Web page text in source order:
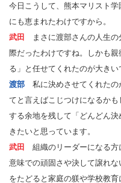
今日こうして、熊本マリスト
にも恵まれたわけですから。
武田
まさに渡部さんの人生の
際だったわけですね。しかも
る」と任せてくれたのが大きい
渡部 私に決めさせてくれたの
てと言えばこじつけになるか
する余地を残して「どんどん
きたいと思っています。
武田
組織のリーダーになる方
意味での頑固さや決して譲れ
をたどると家庭の躾や学校教